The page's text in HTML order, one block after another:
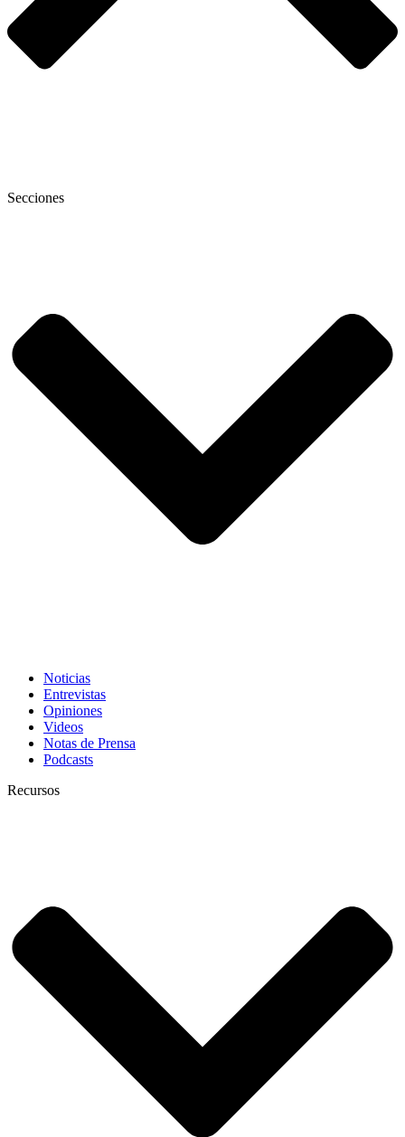
Secciones
Noticias
Entrevistas
Opiniones
Videos
Notas de Prensa
Podcasts
Recursos